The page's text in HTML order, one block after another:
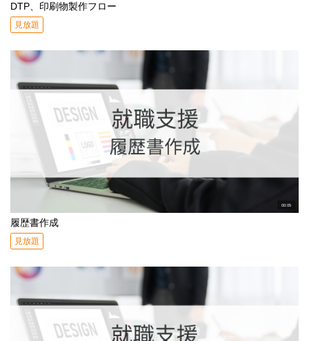
DTP、印刷物製作フロー
見放題
00:05
履歴書作成
見放題